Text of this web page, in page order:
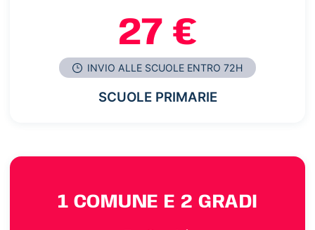
27 €
INVIO ALLE SCUOLE ENTRO 72H
SCUOLE PRIMARIE
1 COMUNE E 2 GRADI